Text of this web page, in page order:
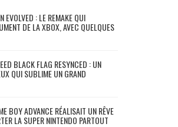
EVOLVED : LE REMAKE QUI
DE LA XBOX, AVEC QUELQUES
BLACK FLAG RESYNCED : UN
QUI SUBLIME UN GRAND
BOY ADVANCE RÉALISAIT UN RÊVE
LA SUPER NINTENDO PARTOUT